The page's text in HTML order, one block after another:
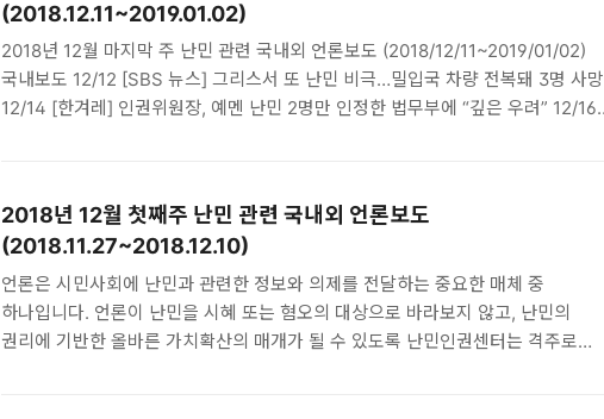
(2018.12.11~2019.01.02)
2018년 12월 마지막 주 난민 관련 국내외 언론보도 (2018/12/11~2019/01/02)
국내보도 12/12 [SBS 뉴스] 그리스서 또 난민 비극…밀입국 차량 전복돼 3명 사망
12/14 [한겨레] 인권위원장, 예멘 난민 2명만 인정한 법무부에 “깊은 우려” 12/16
행정소송 대상” 첫 판단 12/17 [제민일보] [사설] 난민문제 갈등해소·제도개선
시급하다 12/17 [제주소리] 평등의 땅 제주를 위하여 12/19 [뉴스앤조이] "예멘
난민 신청..
2018년 12월 첫째주 난민 관련 국내외 언론보도
(2018.11.27~2018.12.10)
언론은 시민사회에 난민과 관련한 정보와 의제를 전달하는 중요한 매체 중
하나입니다. 언론이 난민을 시혜 또는 혐오의 대상으로 바라보지 않고, 난민의
권리에 기반한 올바른 가치확산의 매개가 될 수 있도록 난민인권센터는 격주로